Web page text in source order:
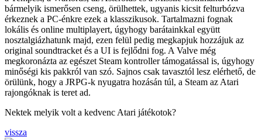
bármelyik ismerősen cseng, örülhettek, ugyanis kicsit felturbózva
érkeznek a PC-énkre ezek a klasszikusok. Tartalmazni fognak
lokális és online multiplayert, úgyhogy barátainkkal együtt
nosztalgiázhatunk majd, ezen felül pedig megkapjuk hozzájuk az
original soundtracket és a UI is fejlődni fog. A Valve még
megkoronázta az egészet Steam kontroller támogatással is, úgyhogy
minőségi kis pakkról van szó. Sajnos csak tavasztól lesz elérhető, de
örülünk, hogy a JRPG-k nyugatra hozásán túl, a Steam az Atari
rajongóknak is teret ad.
Nektek melyik volt a kedvenc Atari játékotok?
vissza